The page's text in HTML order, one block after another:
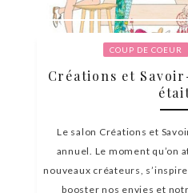
COUP DE COEUR
Créations et
Le salon Créations et
annuel. Le moment qu’on
nouveaux créateurs,
booster nos envies et